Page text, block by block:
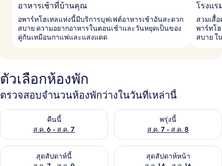
อาหารเช้าที่บ้านคุณ
อพาร์ทโฮเทลแห่งนี้มีบริการบุฟเฟต์อาหารเช้าอันสะดวก
สบาย ความอยากอาหารในตอนเช้าและวันหยุดเป็นของ
คู่กันเหมือนกาแฟและแสงแดด
โรงแ
สวมเสื้
พาร์ทโ
สบาย ใ
ตัวเลือกห้องพัก
ตรวจสอบจำนวนห้องพักว่างในวันที่เหล่านี้
คืนนี้
ส.ค. 6 - ส.ค. 7
ตรวจสอบจำนวนห้องพักว่างในคืนนี้ ส.ค. 6 - ส.ค. 7พรุ่งนี้
ส.ค. 7 - ส.ค. 8
ตรวจสอบจำนวนห้องพักว่างใน
สุดสัปดาห์นี้
ตรวจสอบจำนวนห้องพักว่างในสุดสัปดาห์นี้ ส.ค. 7 - ส.ค. 9
สุดสัปดาห์หน้า
ตรวจสอบจำนวนห้องพักว่างใน